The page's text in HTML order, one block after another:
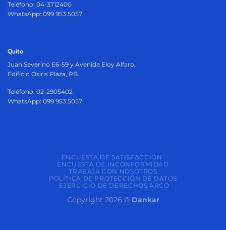
Teléfono: 04-3712400
WhatsApp: 099 953 5057
Quito
Juan Severino E6-59 y Avenida Eloy Alfaro,
Edificio Osiris Plaza, PB.
Teléfono: 02-2905402
WhatsApp: 099 953 5057
ENCUESTA DE SATISFACCIÓN
ENCUESTA DE INCONFORMIDAD
TRABAJA CON NOSOTROS
POLÍTICA DE PROTECCIÓN DE DATOS
EJERCICIO DE DERECHOS ARCO
Copyright 2026 © Dankar